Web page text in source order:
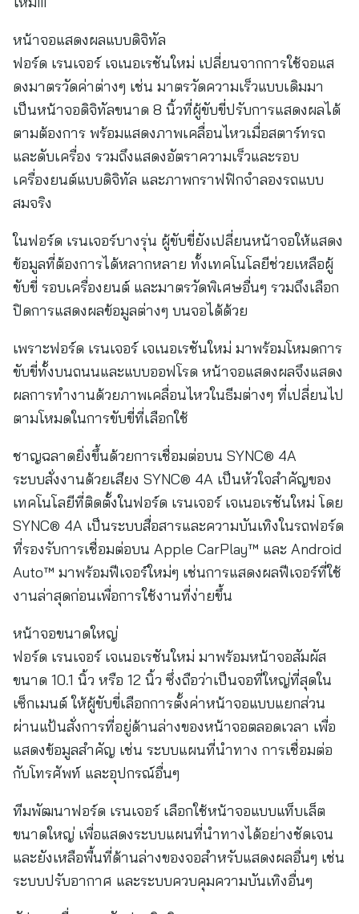
หน้าจอแสดงผลแบบดิจิทัล
ฟอร์ด เรนเจอร์ เจเนอเรชันใหม่ เปลี่ยนจากการใช้จอแส
ดงมาตรวัดค่าต่างๆ เช่น มาตรวัดความเร็วแบบเดิมมา
เป็นหน้าจอดิจิทัลขนาด 8 นิ้วที่ผู้ขับขี่ปรับการแสดงผลได้
ตามต้องการ พร้อมแสดงภาพเคลื่อนไหวเมื่อสตาร์ทรถ
และดับเครื่อง รวมถึงแสดงอัตราความเร็วและรอบ
เครื่องยนต์แบบดิจิทัล และภาพกราฟฟิกจำลองรถแบบ
สมจริง
ในฟอร์ด เรนเจอร์บางรุ่น ผู้ขับขี่ยังเปลี่ยนหน้าจอให้แสดง
ข้อมูลที่ต้องการได้หลากหลาย ทั้งเทคโนโลยีช่วยเหลือผู้
ขับขี่ รอบเครื่องยนต์ และมาตรวัดพิเศษอื่นๆ รวมถึงเลือก
ปิดการแสดงผลข้อมูลต่างๆ บนจอได้ด้วย
เพราะฟอร์ด เรนเจอร์ เจเนอเรชันใหม่ มาพร้อมโหมดการ
ขับขี่ทั้งบนถนนและแบบออฟโรด หน้าจอแสดงผลจึงแสดง
ผลการทำงานด้วยภาพเคลื่อนไหวในธีมต่างๆ ที่เปลี่ยนไป
ตามโหมดในการขับขี่ที่เลือกใช้
ชาญฉลาดยิ่งขึ้นด้วยการเชื่อมต่อบน SYNC® 4A
ระบบสั่งงานด้วยเสียง SYNC® 4A เป็นหัวใจสำคัญของ
เทคโนโลยีที่ติดตั้งในฟอร์ด เรนเจอร์ เจเนอเรชันใหม่ โดย
SYNC® 4A เป็นระบบสื่อสารและความบันเทิงในรถฟอร์ด
ที่รองรับการเชื่อมต่อบน Apple CarPlay™ และ Android
Auto™ มาพร้อมฟีเจอร์ใหม่ๆ เช่นการแสดงผลฟีเจอร์ที่ใช้
งานล่าสุดก่อนเพื่อการใช้งานที่ง่ายขึ้น
หน้าจอขนาดใหญ่
ฟอร์ด เรนเจอร์ เจเนอเรชันใหม่ มาพร้อมหน้าจอสัมผัส
ขนาด 10.1 นิ้ว หรือ 12 นิ้ว ซึ่งถือว่าเป็นจอที่ใหญ่ที่สุดใน
เซ็กเมนต์ ให้ผู้ขับขี่เลือกการตั้งค่าหน้าจอแบบแยกส่วน
ผ่านแป้นสั่งการที่อยู่ด้านล่างของหน้าจอตลอดเวลา เพื่อ
แสดงข้อมูลสำคัญ เช่น ระบบแผนที่นำทาง การเชื่อมต่อ
กับโทรศัพท์ และอุปกรณ์อื่นๆ
ทีมพัฒนาฟอร์ด เรนเจอร์ เลือกใช้หน้าจอแบบแท็บเล็ต
ขนาดใหญ่ เพื่อแสดงระบบแผนที่นำทางได้อย่างชัดเจน
และยังเหลือพื้นที่ด้านล่างของจอสำหรับแสดงผลอื่นๆ เช่น
ระบบปรับอากาศ และระบบควบคุมความบันเทิงอื่นๆ